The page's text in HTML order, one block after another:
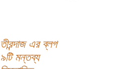
তীরন্দাজ এর ব্লগ
৯টি মন্তব্য